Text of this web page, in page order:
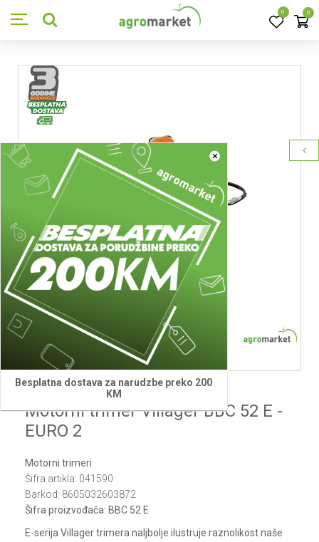
0 0
×
Besplatna dostava za narudzbe preko 200
KM
Villager
Motorni trimer Villager BBC 52 E -
EURO 2
Motorni trimeri
Šifra artikla: 041590
Barkod: 8605032603872
Šifra proizvođača: BBC 52 E
E-serija Villager trimera naljbolje ilustruje raznolikost naše